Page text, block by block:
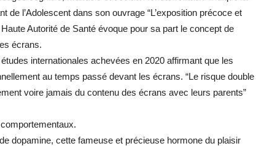
de l’Adolescent dans son ouvrage “L’exposition précoce et
Autorité de Santé évoque pour sa part le concept de
écrans.
internationales achevées en 2020 affirmant que les
au temps passé devant les écrans. “Le risque double
voire jamais du contenu des écrans avec leurs parents”
dopamine, cette fameuse et précieuse hormone du plaisir